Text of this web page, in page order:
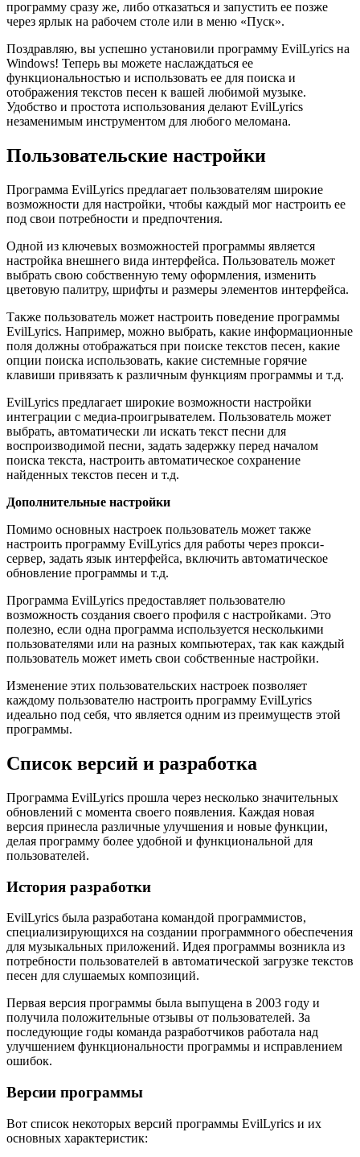
программу сразу же, либо отказаться и запустить ее позже
через ярлык на рабочем столе или в меню «Пуск».
Поздравляю, вы успешно установили программу EvilLyrics на
Windows! Теперь вы можете наслаждаться ее
функциональностью и использовать ее для поиска и
отображения текстов песен к вашей любимой музыке.
Удобство и простота использования делают EvilLyrics
незаменимым инструментом для любого меломана.
Пользовательские настройки
Программа EvilLyrics предлагает пользователям широкие
возможности для настройки, чтобы каждый мог настроить ее
под свои потребности и предпочтения.
Одной из ключевых возможностей программы является
настройка внешнего вида интерфейса. Пользователь может
выбрать свою собственную тему оформления, изменить
цветовую палитру, шрифты и размеры элементов интерфейса.
Также пользователь может настроить поведение программы
EvilLyrics. Например, можно выбрать, какие информационные
поля должны отображаться при поиске текстов песен, какие
опции поиска использовать, какие системные горячие
клавиши привязать к различным функциям программы и т.д.
EvilLyrics предлагает широкие возможности настройки
интеграции с медиа-проигрывателем. Пользователь может
выбрать, автоматически ли искать текст песни для
воспроизводимой песни, задать задержку перед началом
поиска текста, настроить автоматическое сохранение
найденных текстов песен и т.д.
Дополнительные настройки
Помимо основных настроек пользователь может также
настроить программу EvilLyrics для работы через прокси-
сервер, задать язык интерфейса, включить автоматическое
обновление программы и т.д.
Программа EvilLyrics предоставляет пользователю
возможность создания своего профиля с настройками. Это
полезно, если одна программа используется несколькими
пользователями или на разных компьютерах, так как каждый
пользователь может иметь свои собственные настройки.
Изменение этих пользовательских настроек позволяет
каждому пользователю настроить программу EvilLyrics
идеально под себя, что является одним из преимуществ этой
программы.
Список версий и разработка
Программа EvilLyrics прошла через несколько значительных
обновлений с момента своего появления. Каждая новая
версия принесла различные улучшения и новые функции,
делая программу более удобной и функциональной для
пользователей.
История разработки
EvilLyrics была разработана командой программистов,
специализирующихся на создании программного обеспечения
для музыкальных приложений. Идея программы возникла из
потребности пользователей в автоматической загрузке текстов
песен для слушаемых композиций.
Первая версия программы была выпущена в 2003 году и
получила положительные отзывы от пользователей. За
последующие годы команда разработчиков работала над
улучшением функциональности программы и исправлением
ошибок.
Версии программы
Вот список некоторых версий программы EvilLyrics и их
основных характеристик: